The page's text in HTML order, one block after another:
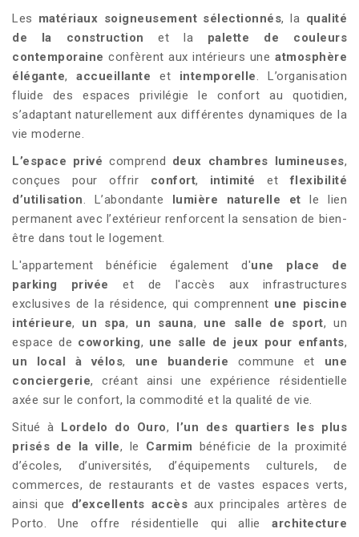
Les matériaux soigneusement sélectionnés, la qualité
de la construction et la palette de couleurs
contemporaine confèrent aux intérieurs une atmosphère
élégante,accueillante et intemporelle. L’organisation
fluide des espaces privilégie le confort au quotidien,
s’adaptant naturellement aux différentes dynamiques de la
vie moderne.
L’espace privé comprend deux chambres lumineuses,
conçues pour offrir confort, intimité etflexibilité
d’utilisation. L’abondante lumière naturelle et
le lien
permanent avec l’extérieur renforcent la sensation de bien-
être dans tout le logement.
L'appartement bénéficie également d'une place de
parking privée
et de l'accès aux infrastructures
exclusives de la résidence, qui comprennent une piscine
intérieure, un spa, un sauna, une salle de sport, un
espace de coworking, une salle de jeux pour enfants,
un local à vélos, une buanderie commune et une
conciergerie, créant ainsi une expérience résidentielle
axée sur le confort, la commodité et la qualité de vie.
Situé à
Lordelo do Ouro,
l’un des quartiers les plus
prisés de la ville, le Carmim bénéficie de la proximité
d’écoles, d’universités, d’équipements culturels, de
commerces, de restaurants et de vastes espaces verts,
ainsi que d’excellents accès aux principales artères de
Porto. Une offre résidentielle qui allie architecture